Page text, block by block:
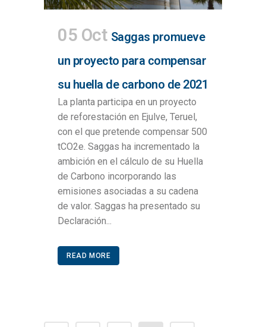
05 Oct Saggas promueve
un proyecto para compensar
su huella de carbono de 2021
La planta participa en un proyecto
de reforestación en Ejulve, Teruel,
con el que pretende compensar 500
tCO2e. Saggas ha incrementado la
ambición en el cálculo de su Huella
de Carbono incorporando las
emisiones asociadas a su cadena
de valor. Saggas ha presentado su
Declaración...
READ MORE